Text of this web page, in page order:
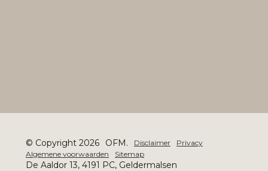
© Copyright 2026 OFM. Disclaimer
Privacy
Algemene voorwaarden
Sitemap
De Aaldor 13, 4191 PC, Geldermalsen